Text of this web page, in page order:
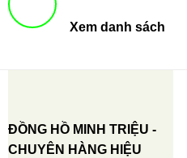
Xem danh sách
ĐỒNG HỒ MINH TRIỆU -
CHUYÊN HÀNG HIỆU